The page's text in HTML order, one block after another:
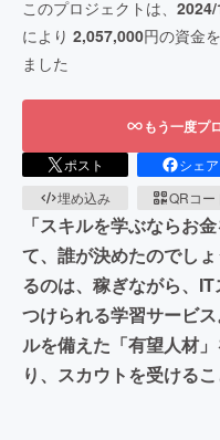
このプロジェクトは、
により 2,057,000円の資金
ました
もう一度プ
ポスト シェア
埋め込み
QRコー
「スキルを学ぶならお
て、誰が決めたのでし
るのは、稼ぎながら、
つけられる学習サービ
ルを備えた「有望人材
り、スカウトを受けるこ